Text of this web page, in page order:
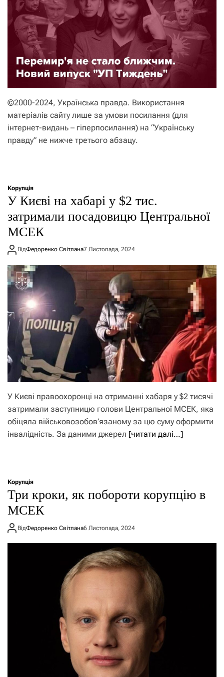
©2000-2024, Українська правда. Використання
матеріалів сайту лише за умови посилання (для
інтернет-видань – гіперпосилання) на “Українську
правду” не нижче третього абзацу.
Корупція
У Києві на хабарі у $2 тис.
затримали посадовицю Центральної
МСЕК
ВідФедоренко Світлана7 Листопада, 2024
У Києві правоохоронці на отриманні хабаря у $2 тисячі
затримали заступницю голови Центральної МСЕК, яка
обіцяла військовозобов’язаному за цю суму оформити
інвалідність. За даними джерел [читати далі…]
Корупція
Три кроки, як побороти корупцію в
МСЕК
ВідФедоренко Світлана6 Листопада, 2024